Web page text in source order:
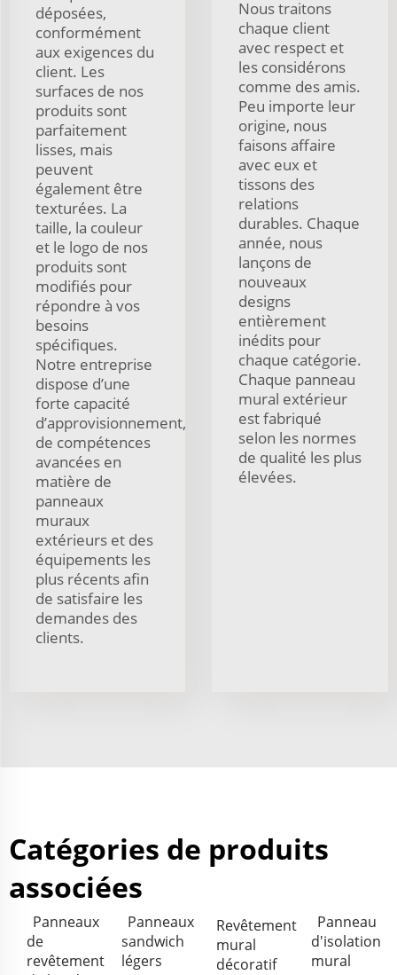
déposées,
conformément
aux exigences du
client. Les
surfaces de nos
produits sont
parfaitement
lisses, mais
peuvent
également être
texturées. La
taille, la couleur
et le logo de nos
produits sont
modifiés pour
répondre à vos
besoins
spécifiques.
Notre entreprise
dispose d’une
forte capacité
d’approvisionnement,
de compétences
avancées en
matière de
panneaux
muraux
extérieurs et des
équipements les
plus récents afin
de satisfaire les
demandes des
clients.
Nous traitons
chaque client
avec respect et
les considérons
comme des amis.
Peu importe leur
origine, nous
faisons affaire
avec eux et
tissons des
relations
durables. Chaque
année, nous
lançons de
nouveaux
designs
entièrement
inédits pour
chaque catégorie.
Chaque panneau
mural extérieur
est fabriqué
selon les normes
de qualité les plus
élevées.
Catégories de produits
associées
Panneaux
de
revêtement
Panneaux
sandwich
légers
Revêtement
mural
décoratif
Panneau
d'isolation
mural